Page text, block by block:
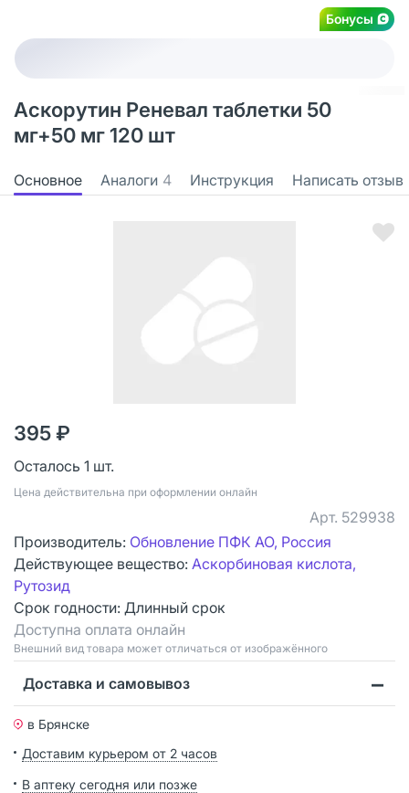
Бонусы
Аскорутин Реневал таблетки 50
мг+50 мг 120 шт
Основное Аналоги 4 Инструкция Написать отзыв
395 ₽
Осталось 1 шт.
Цена действительна при оформлении онлайн
Арт. 529938
Производитель: Обновление ПФК АО, Россия
Действующее вещество: Аскорбиновая кислота,
Рутозид
Срок годности: Длинный срок
Доступна оплата онлайн
Bнешний вид товара может отличаться от изображённого
Доставка и самовывоз
в Брянске
Доставим курьером от 2 часов
В аптеку сегодня или позже